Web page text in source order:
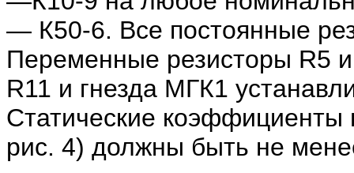
— К50-6. Все постоянные
Переменные резисторы R5
R11 и гнезда МГК1
Статические коэффициенты
рис. 4) должны быть не